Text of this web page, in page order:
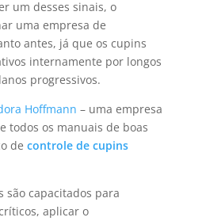
um desses sinais, o
uma empresa de
antes, já que os cupins
internamente por longos
progressivos.
Hoffmann – uma empresa
todos os manuais de boas
de controle de cupins
são capacitados para
aplicar o